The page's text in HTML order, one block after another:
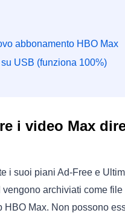
abbonamento HBO Max
USB (funziona 100%)
i video Max
i suoi piani Ad-Free e
archiviati come
HBO Max. Non possono